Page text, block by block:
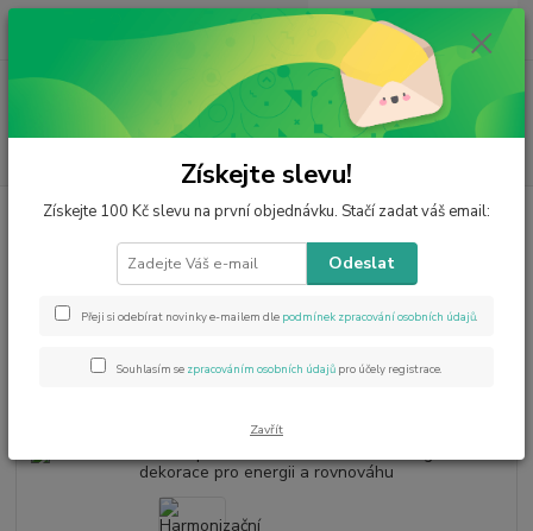
ks
0 Kč
Úvod Esoterika
Harmonizační spirála se stromem života – feng shui
Harmonizační spirála se stromem
života – feng shui dekorace pro
energii a rovnováhu
Získejte slevu!
Získejte 100 Kč slevu na první objednávku. Stačí zadat váš email:
Odeslat
Přeji si odebírat novinky e-mailem dle podmínek zpracování osobních údajů.
Souhlasím se zpracováním osobních údajů pro účely registrace.
Zavřít